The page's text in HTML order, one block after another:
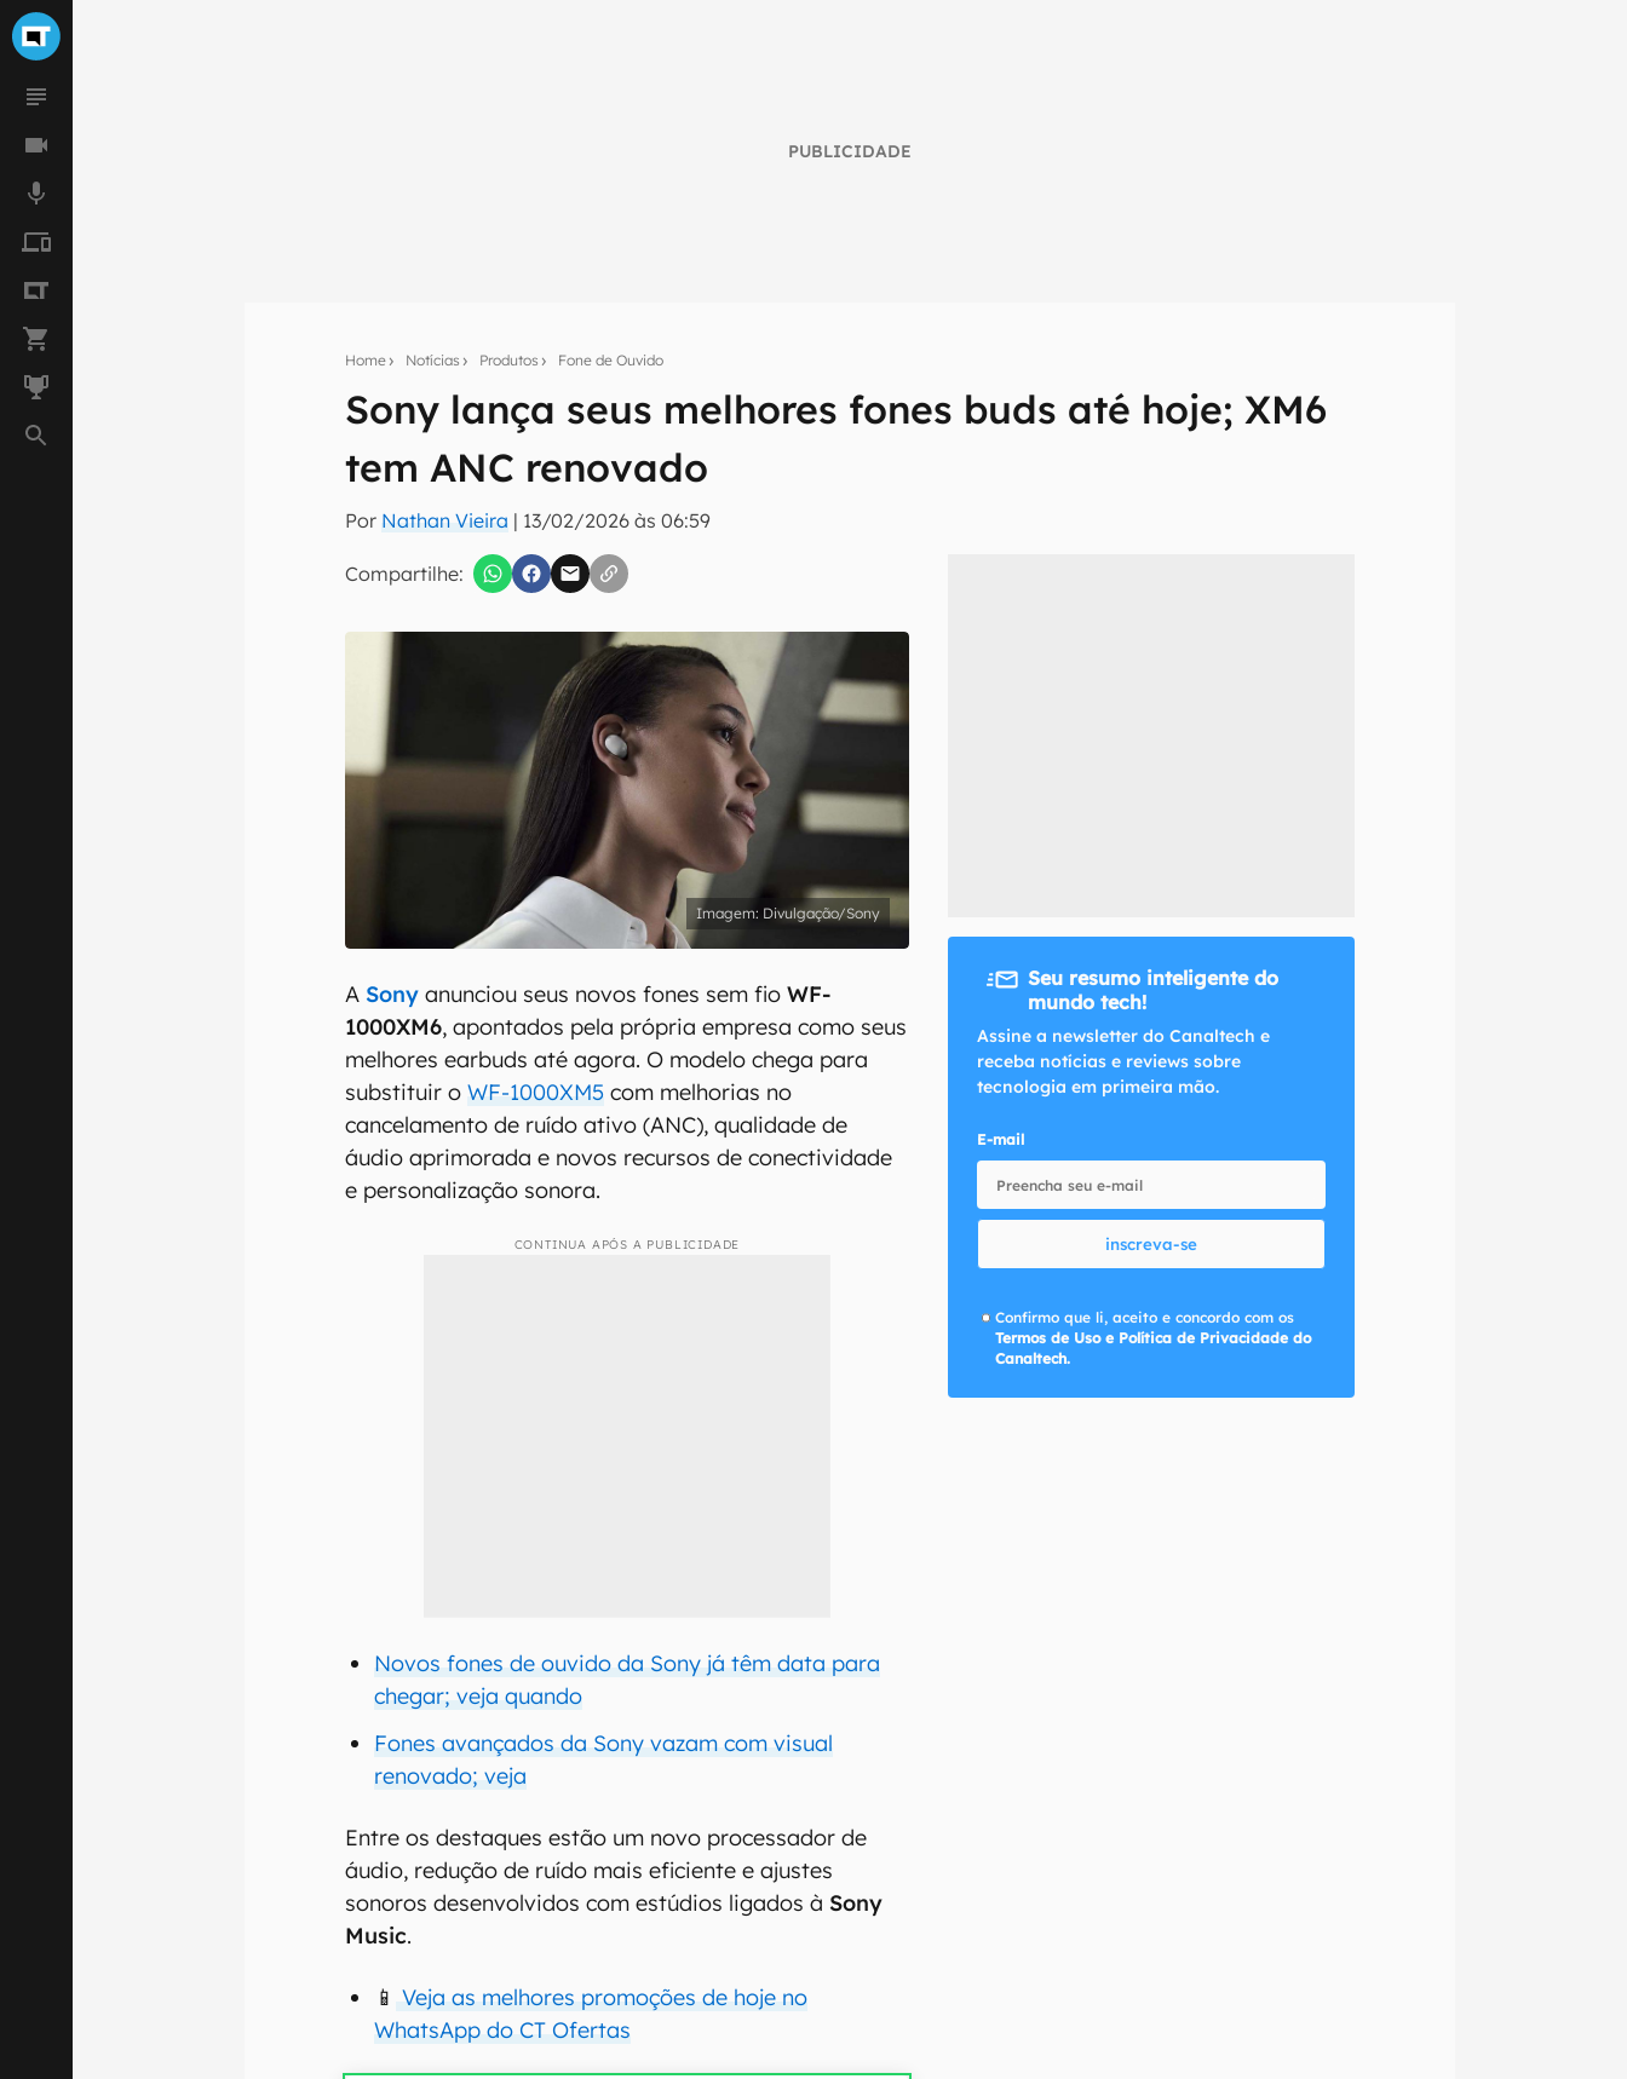
PUBLICIDADE
Home Notícias Produtos Fone de Ouvido
Sony lança seus melhores fones buds até hoje; XM6
tem ANC renovado
Por Nathan Vieira | 13/02/2026 às 06:59
Compartilhe:
Seu resumo inteligente do mundo tech!
Assine a newsletter do Canaltech e receba notícias e reviews sobre tecnologia em primeira
inscreva-se
Confirmo que li, aceito e concordo com os Termos de Uso e Política de Privacidade do Canaltech.
Divulgação/Sony
ASony anunciou seus novos fones sem fioWF-
1000XM6, apontados pela própria empresa como seus
melhores earbuds até agora. O modelo chega para
substituir oWF-1000XM5 com melhorias no
cancelamento de ruído ativo (ANC), qualidade de
áudio aprimorada e novos recursos de conectividade
e personalização sonora.
CONTINUA APÓS A PUBLICIDADE
Novos fones de ouvido da Sony já têm data para
chegar; veja quando
Fones avançados da Sony vazam com visual
renovado; veja
Entre os destaques estão um novo processador de
áudio, redução de ruído mais eficiente e ajustes
sonoros desenvolvidos com estúdios ligados à Sony
Music.
📱 Veja as melhores promoções de hoje no
WhatsApp do CT Ofertas
Seu resumo inteligente do
mundo tech!
Assine a newsletter do Canaltech e
receba notícias e reviews sobre
tecnologia em primeira mão.
E-mail
inscreva-se
Confirmo que li, aceito e concordo com os
Termos de Uso e Política de Privacidade do
Canaltech.